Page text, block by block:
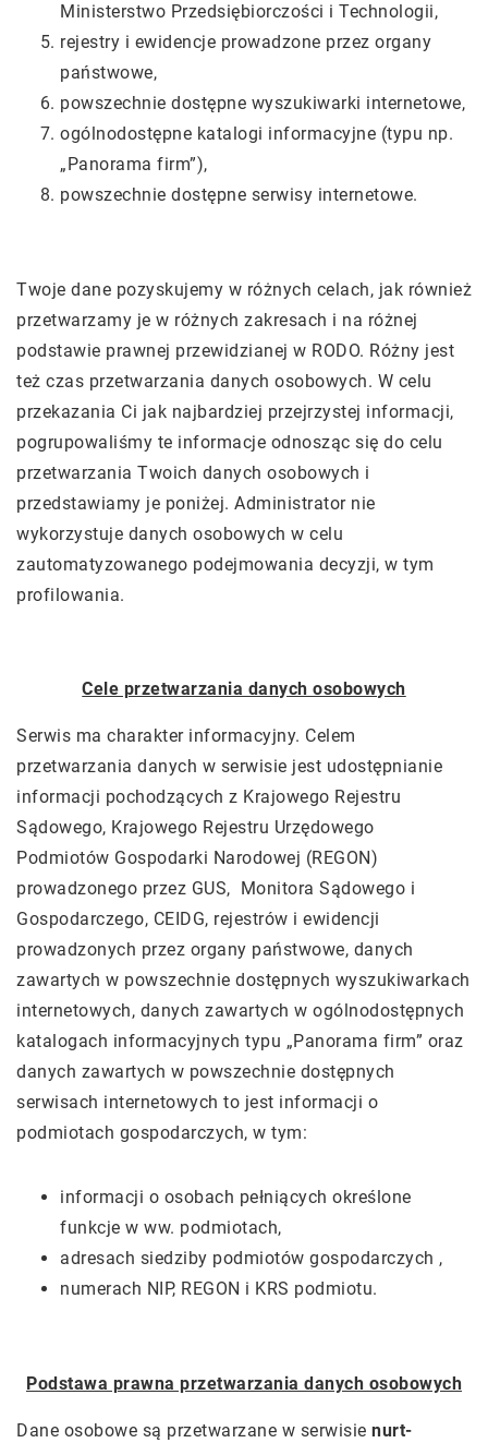
Ministerstwo Przedsiębiorczości i Technologii,
rejestry i ewidencje prowadzone przez organy
państwowe,
powszechnie dostępne wyszukiwarki internetowe,
ogólnodostępne katalogi informacyjne (typu np.
„Panorama firm”),
powszechnie dostępne serwisy internetowe.
Twoje dane pozyskujemy w różnych celach, jak również
przetwarzamy je w różnych zakresach i na różnej
podstawie prawnej przewidzianej w RODO. Różny jest
też czas przetwarzania danych osobowych. W celu
przekazania Ci jak najbardziej przejrzystej informacji,
pogrupowaliśmy te informacje odnosząc się do celu
przetwarzania Twoich danych osobowych i
przedstawiamy je poniżej. Administrator nie
wykorzystuje danych osobowych w celu
zautomatyzowanego podejmowania decyzji, w tym
profilowania.
Cele przetwarzania danych osobowych
Serwis ma charakter informacyjny. Celem
przetwarzania danych w serwisie jest udostępnianie
informacji pochodzących z Krajowego Rejestru
Sądowego, Krajowego Rejestru Urzędowego
Podmiotów Gospodarki Narodowej (REGON)
prowadzonego przez GUS, Monitora Sądowego i
Gospodarczego, CEIDG, rejestrów i ewidencji
prowadzonych przez organy państwowe, danych
zawartych w powszechnie dostępnych wyszukiwarkach
internetowych, danych zawartych w ogólnodostępnych
katalogach informacyjnych typu „Panorama firm” oraz
danych zawartych w powszechnie dostępnych
serwisach internetowych to jest informacji o
podmiotach gospodarczych, w tym:
informacji o osobach pełniących określone
funkcje w ww. podmiotach,
adresach siedziby podmiotów gospodarczych ,
numerach NIP, REGON i KRS podmiotu.
Podstawa prawna przetwarzania danych osobowych
Dane osobowe są przetwarzane w serwisie nurt-